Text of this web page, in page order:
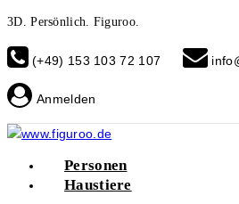
Skip
content
3D. Persönlich. Figuroo.
(+49) 153 103 72 107
Anmelden
Personen
Haustiere